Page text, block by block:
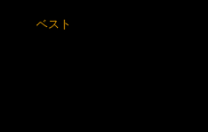
ベスト